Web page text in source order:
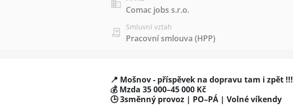
Comac jobs s.r.o.
Smluvní vztah
Pracovní smlouva (HPP)
📍 Mošnov - příspěvek na dopravu tam i zpět !!!
💰 Mzda 35 000–45 000 Kč
🕒 3směnný provoz | PO–PÁ | Volné víkendy